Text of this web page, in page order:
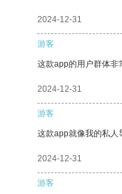
2024-12-31
游客
这款app的用户群体非
2024-12-31
游客
这款app就像我的私人
2024-12-31
游客